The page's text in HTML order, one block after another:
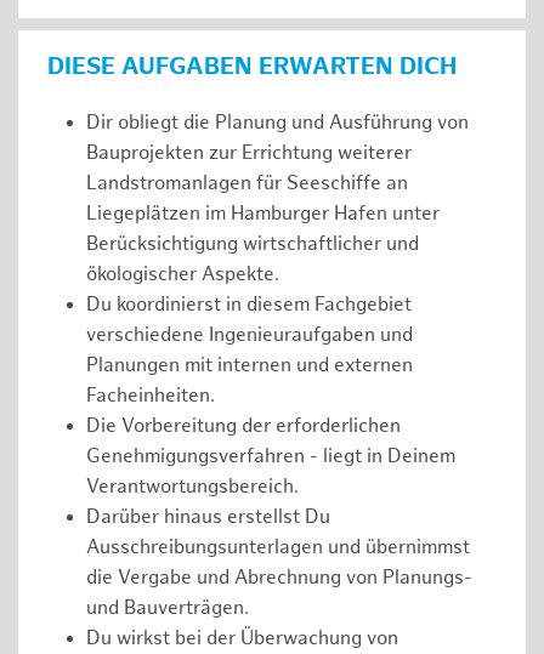
DIESE AUFGABEN ERWARTEN DICH
Dir obliegt die Planung und Ausführung von
Bauprojekten zur Errichtung weiterer
Landstromanlagen für Seeschiffe an
Liegeplätzen im Hamburger Hafen unter
Berücksichtigung wirtschaftlicher und
ökologischer Aspekte.
Du koordinierst in diesem Fachgebiet
verschiedene Ingenieuraufgaben und
Planungen mit internen und externen
Facheinheiten.
Die Vorbereitung der erforderlichen
Genehmigungsverfahren - liegt in Deinem
Verantwortungsbereich.
Darüber hinaus erstellst Du
Ausschreibungsunterlagen und übernimmst
die Vergabe und Abrechnung von Planungs-
und Bauverträgen.
Du wirkst bei der Überwachung von